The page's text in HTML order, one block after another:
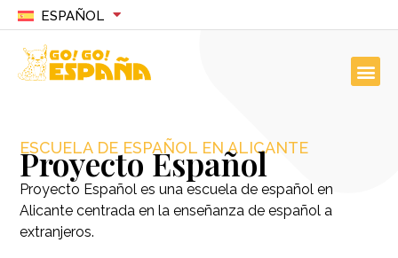
ESPAÑOL
ESCUELA DE ESPAÑOL EN ALICANTE
Proyecto Español
Proyecto Español es una escuela de español en
Alicante centrada en la enseñanza de español a
extranjeros.